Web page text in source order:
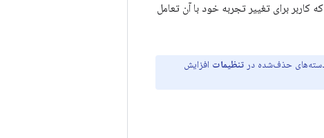
کاربر برای تغییر تجربه خود با آن تعامل
حذف‌شده در تنظیمات افزایش